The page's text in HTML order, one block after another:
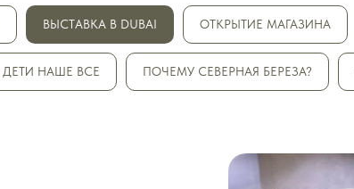
ВЫСТАВКА В DUBAI ОТКРЫТИЕ МАГАЗИНА
ДЕТИ НАШЕ ВСЕ ПОЧЕМУ СЕВЕРНАЯ БЕРЕЗА?